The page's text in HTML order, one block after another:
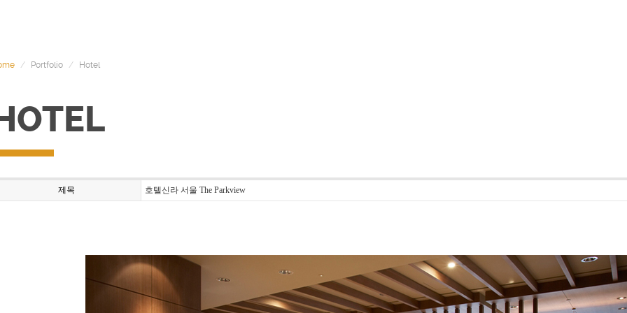
Portfolio Hotel
제목 호텔신라 서울 The Parkview